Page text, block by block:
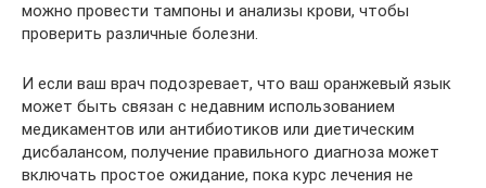
можно провести тампоны и анализы крови, чтобы
проверить различные болезни.
И если ваш врач подозревает, что ваш оранжевый язык
может быть связан с недавним использованием
медикаментов или антибиотиков или диетическим
дисбалансом, получение правильного диагноза может
включать простое ожидание, пока курс лечения не